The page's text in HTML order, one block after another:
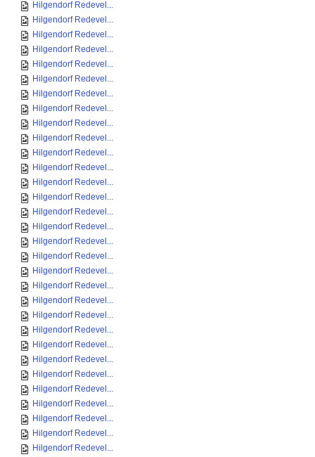
Hilgendorf Redevel...
Hilgendorf Redevel...
Hilgendorf Redevel...
Hilgendorf Redevel...
Hilgendorf Redevel...
Hilgendorf Redevel...
Hilgendorf Redevel...
Hilgendorf Redevel...
Hilgendorf Redevel...
Hilgendorf Redevel...
Hilgendorf Redevel...
Hilgendorf Redevel...
Hilgendorf Redevel...
Hilgendorf Redevel...
Hilgendorf Redevel...
Hilgendorf Redevel...
Hilgendorf Redevel...
Hilgendorf Redevel...
Hilgendorf Redevel...
Hilgendorf Redevel...
Hilgendorf Redevel...
Hilgendorf Redevel...
Hilgendorf Redevel...
Hilgendorf Redevel...
Hilgendorf Redevel...
Hilgendorf Redevel...
Hilgendorf Redevel...
Hilgendorf Redevel...
Hilgendorf Redevel...
Hilgendorf Redevel...
Hilgendorf Redevel...